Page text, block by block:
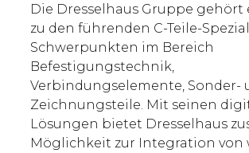
Die Dresselhaus Gruppe gehört
zu den führenden C-Teile-
Schwerpunkten im Bereich
Befestigungstechnik,
Verbindungselemente, Sonder-
Zeichnungsteile. Mit seinen
Lösungen bietet Dresselhaus
Möglichkeit zur Integration von